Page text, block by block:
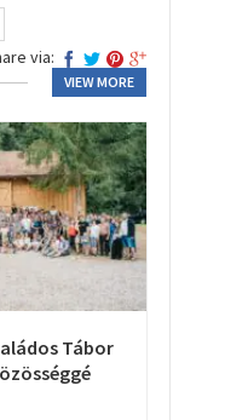
via:
VIEW MORE
Tábor